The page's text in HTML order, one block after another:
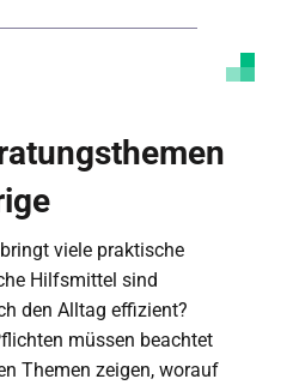
viele praktische
Hilfsmittel sind
den Alltag effizient?
müssen beachtet
Themen zeigen, worauf